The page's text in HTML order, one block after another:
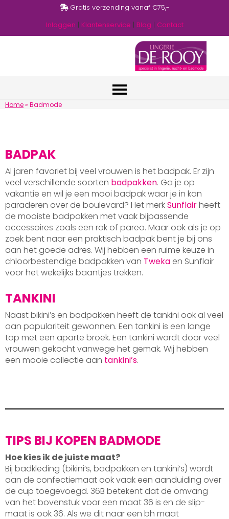
Gratis verzending vanaf €75,-
Inloggen | Klantenservice | Blog | Contact
Home» Badmode
BADPAK
Al jaren favoriet bij veel vrouwen is het badpak. Er zijn
veel verschillende soorten badpakken. Ga je op
vakantie en wil je een mooi badpak waar je in kan
paraderen over de boulevard? Het merkSunflairheeft
de mooiste badpakken met vaak bijpassende
accessoires zoals een rok of pareo. Maar ook als je op
zoek bent naar een praktisch badpak bent je bij ons
aan het goede adres. Wij hebben een ruime keuze in
chloorbestendige badpakken van Tweka en Sunflair
voor het wekelijks baantjes trekken.
TANKINI
Naast bikini’s en badpakken heeft de tankini ook al veel
aan populariteit gewonnen. Een tankini is een lange
top met een aparte broek. Een tankini wordt door veel
vrouwen gekocht vanwege het gemak. Wij hebben
een mooie collectie aan tankini’s.
TIPS BIJ KOPEN BADMODE
Hoe kies ik de juiste maat?
Bij badkleding (bikini’s, badpakken en tankini’s) wordt
aan de confectiemaat ook vaak een aanduiding over
de cup toegevoegd. 36B betekent dat de omvang
van het bovenstuk voor een maat 36 is en de slip-
maat is ook 36. Als we dit naar een bh maat